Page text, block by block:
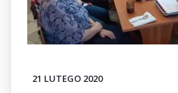
21 LUTEGO 2020